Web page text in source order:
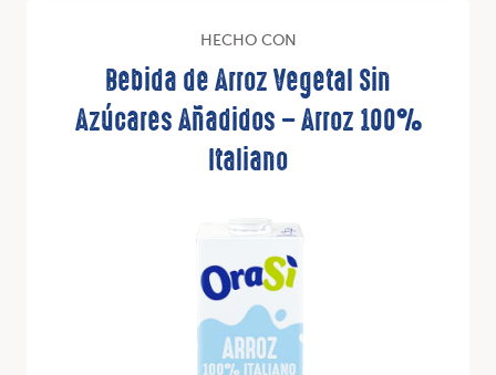
HECHO CON
Bebida de Arroz Vegetal Sin
Azúcares Añadidos – Arroz 100%
Italiano